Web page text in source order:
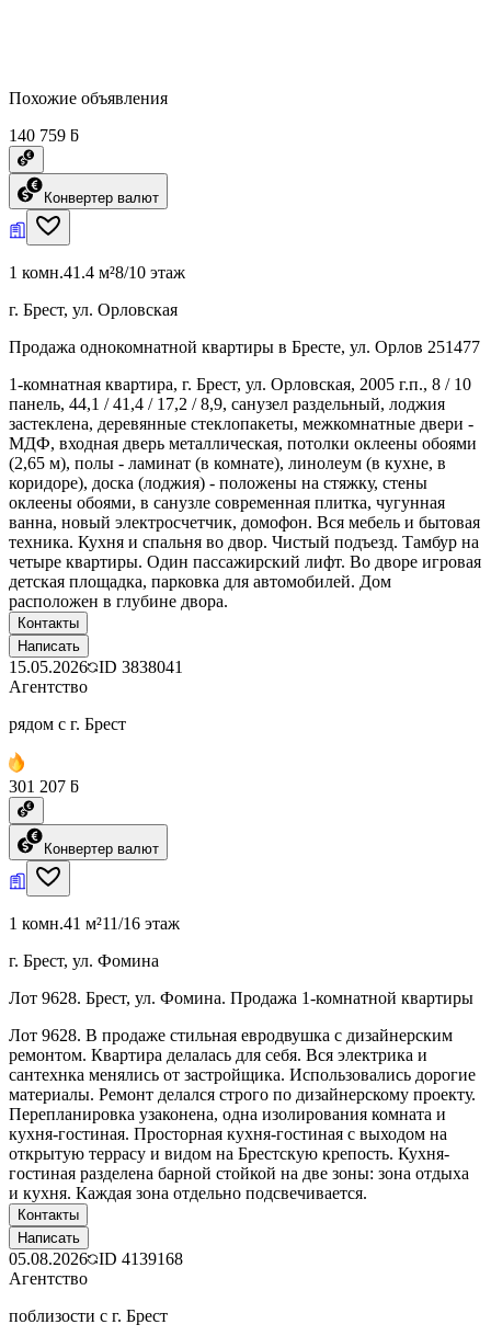
Похожие объявления
140 759 ƃ
Конвертер валют
1 комн.41.4 м²8/10 этаж
г. Брест, ул. Орловская
Продажа однокомнатной квартиры в Бресте, ул. Орлов 251477
1-комнатная квартира, г. Брест, ул. Орловская, 2005 г.п., 8 / 10
панель, 44,1 / 41,4 / 17,2 / 8,9, санузел раздельный, лоджия
застеклена, деревянные стеклопакеты, межкомнатные двери -
МДФ, входная дверь металлическая, потолки оклеены обоями
(2,65 м), полы - ламинат (в комнате), линолеум (в кухне, в
коридоре), доска (лоджия) - положены на стяжку, стены
оклеены обоями, в санузле современная плитка, чугунная
ванна, новый электросчетчик, домофон. Вся мебель и бытовая
техника. Кухня и спальня во двор. Чистый подъезд. Тамбур на
четыре квартиры. Один пассажирский лифт. Во дворе игровая
детская площадка, парковка для автомобилей. Дом
расположен в глубине двора.
Контакты
Написать
15.05.2026 ID 3838041
Агентство
рядом с г. Брест
301 207 ƃ
Конвертер валют
1 комн.41 м²11/16 этаж
г. Брест, ул. Фомина
Лот 9628. Брест, ул. Фомина. Продажа 1-комнатной квартиры
Лот 9628. В продаже стильная евродвушка с дизайнерским
ремонтом. Квартира делалась для себя. Вся электрика и
сантехнка менялись от застройщика. Использовались дорогие
материалы. Ремонт делался строго по дизайнерскому проекту.
Перепланировка узаконена, одна изолирования комната и
кухня-гостиная. Просторная кухня-гостиная с выходом на
открытую террасу и видом на Брестскую крепость. Кухня-
гостиная разделена барной стойкой на две зоны: зона отдыха
и кухня. Каждая зона отдельно подсвечивается.
Контакты
Написать
05.08.2026 ID 4139168
Агентство
поблизости с г. Брест